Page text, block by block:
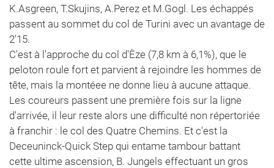
K.Asgreen, T.Skujins, A.Perez et M.Gogl. Les échappés
passent au sommet du col de Turini avec un avantage de
2'15.
C'est à l'approche du col d'Èze (7,8 km à 6,1%), que le
peloton roule fort et parvient à rejoindre les hommes de
tête, mais la montéee ne donne lieu à aucune attaque.
Les coureurs passent une première fois sur la ligne
d'arrivée, il leur reste alors une difficulté non répertoriée
à franchir : le col des Quatre Chemins. Et c'est la
Deceuninck-Quick Step qui entame tambour battant
cette ultime ascension, B. Jungels effectuant un gros